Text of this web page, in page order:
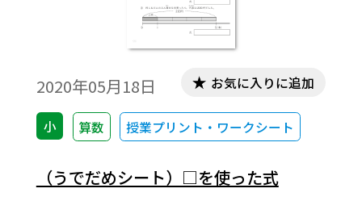
2020年05月18日
小 算数 授業プリント・ワークシート
お気に入りに追加
（うでだめシート）□を使った式